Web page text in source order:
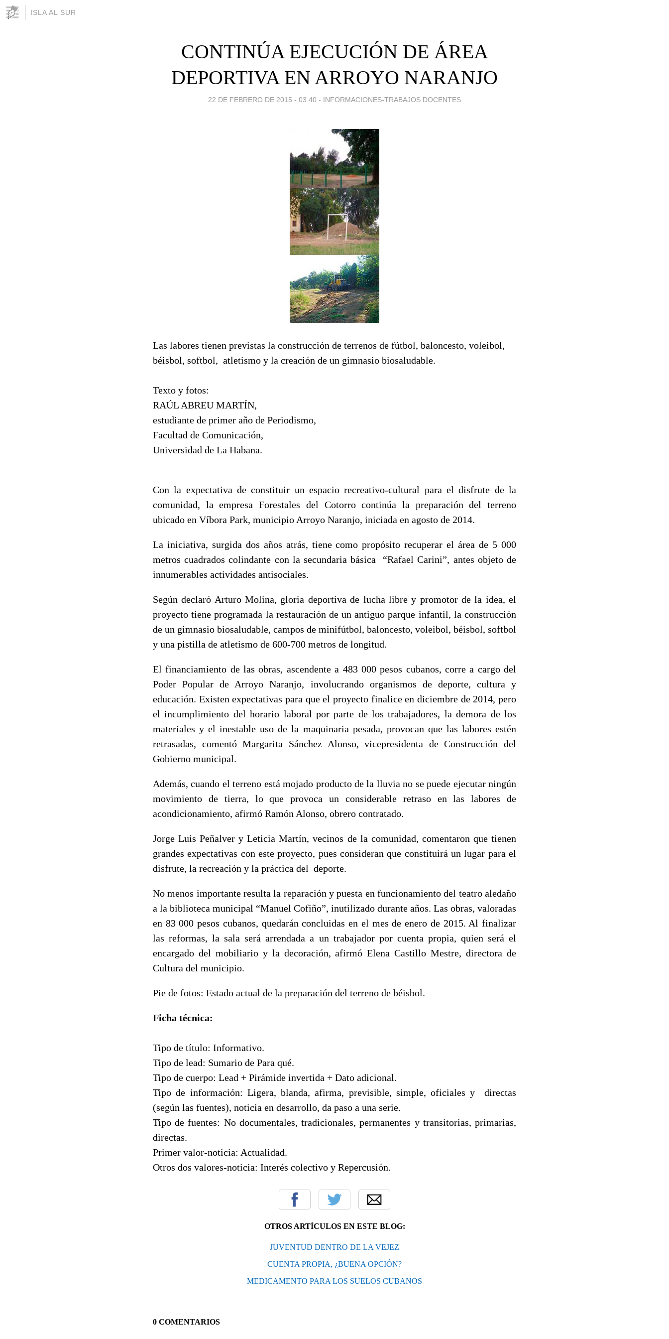
ISLA AL SUR
CONTINÚA EJECUCIÓN DE ÁREA
DEPORTIVA EN ARROYO NARANJO
22 DE FEBRERO DE 2015 - 03:40 - INFORMACIONES-TRABAJOS DOCENTES
Las labores tienen previstas la construcción de terrenos de fútbol, baloncesto, voleibol,
béisbol, softbol, atletismo y la creación de un gimnasio biosaludable.
Texto y fotos:
RAÚL ABREU MARTÍN,
estudiante de primer año de Periodismo,
Facultad de Comunicación,
Universidad de La Habana.
Con la expectativa de constituir un espacio recreativo-cultural para el disfrute de la
comunidad, la empresa Forestales del Cotorro continúa la preparación del terreno
ubicado en Víbora Park, municipio Arroyo Naranjo, iniciada en agosto de 2014.
La iniciativa, surgida dos años atrás, tiene como propósito recuperar el área de 5 000
metros cuadrados colindante con la secundaria básica “Rafael Carini”, antes objeto de
innumerables actividades antisociales.
Según declaró Arturo Molina, gloria deportiva de lucha libre y promotor de la idea, el
proyecto tiene programada la restauración de un antiguo parque infantil, la construcción
de un gimnasio biosaludable, campos de minifútbol, baloncesto, voleibol, béisbol, softbol
y una pistilla de atletismo de 600-700 metros de longitud.
El financiamiento de las obras, ascendente a 483 000 pesos cubanos, corre a cargo del
Poder Popular de Arroyo Naranjo, involucrando organismos de deporte, cultura y
educación. Existen expectativas para que el proyecto finalice en diciembre de 2014, pero
el incumplimiento del horario laboral por parte de los trabajadores, la demora de los
materiales y el inestable uso de la maquinaria pesada, provocan que las labores estén
retrasadas, comentó Margarita Sánchez Alonso, vicepresidenta de Construcción del
Gobierno municipal.
Además, cuando el terreno está mojado producto de la lluvia no se puede ejecutar ningún
movimiento de tierra, lo que provoca un considerable retraso en las labores de
acondicionamiento, afirmó Ramón Alonso, obrero contratado.
Jorge Luis Peñalver y Leticia Martín, vecinos de la comunidad, comentaron que tienen
grandes expectativas con este proyecto, pues consideran que constituirá un lugar para el
disfrute, la recreación y la práctica del deporte.
No menos importante resulta la reparación y puesta en funcionamiento del teatro aledaño
a la biblioteca municipal “Manuel Cofiño”, inutilizado durante años. Las obras, valoradas
en 83 000 pesos cubanos, quedarán concluidas en el mes de enero de 2015. Al finalizar
las reformas, la sala será arrendada a un trabajador por cuenta propia, quien será el
encargado del mobiliario y la decoración, afirmó Elena Castillo Mestre, directora de
Cultura del municipio.
Pie de fotos: Estado actual de la preparación del terreno de béisbol.
Ficha técnica:
Tipo de título: Informativo.
Tipo de lead: Sumario de Para qué.
Tipo de cuerpo: Lead + Pirámide invertida + Dato adicional.
Tipo de información: Ligera, blanda, afirma, previsible, simple, oficiales y directas
(según las fuentes), noticia en desarrollo, da paso a una serie.
Tipo de fuentes: No documentales, tradicionales, permanentes y transitorias, primarias,
directas.
Primer valor-noticia: Actualidad.
Otros dos valores-noticia: Interés colectivo y Repercusión.
OTROS ARTÍCULOS EN ESTE BLOG:
JUVENTUD DENTRO DE LA VEJEZ
CUENTA PROPIA, ¿BUENA OPCIÓN?
MEDICAMENTO PARA LOS SUELOS CUBANOS
0 COMENTARIOS